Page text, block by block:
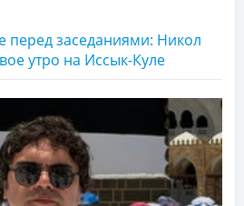
перед заседаниями: Никол
утро на Иссык-Куле